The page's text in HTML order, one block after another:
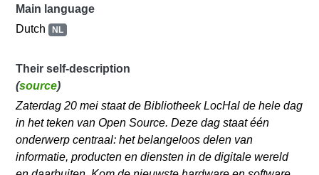
Main language
Dutch NL
Their self-description
(source)
Zaterdag 20 mei staat de Bibliotheek LocHal de hele dag
in het teken van Open Source. Deze dag staat één
onderwerp centraal: het belangeloos delen van
informatie, producten en diensten in de digitale wereld